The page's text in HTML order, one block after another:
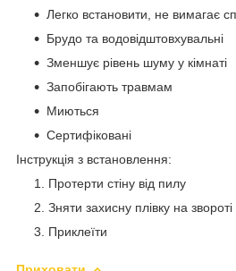
Легко встановити, не вимагає
Брудо та водовідштовхувальні
Зменшує рівень шуму у кімнаті
Запобігають травмам
Миються
Сертифіковані
​Інструкція з встановлення:
Протерти стіну від пилу
Зняти захисну плівку на
Приклеїти